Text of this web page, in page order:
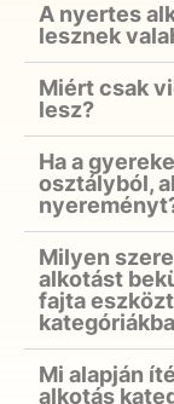
A nyertes
lesznek
Miért csak
lesz?
Ha a
osztályból,
Milyen
alkotást
fajta
Mi alapján
alkotás